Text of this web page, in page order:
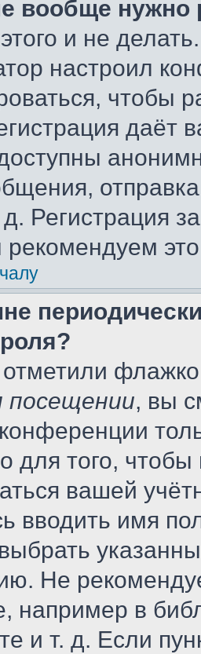
вообще нужно
и не
настроил
чтобы
даёт
д. Регистрация
посещении, вы
для того, чтобы
вашей
вводить имя
Не
например в
и т. д. Если